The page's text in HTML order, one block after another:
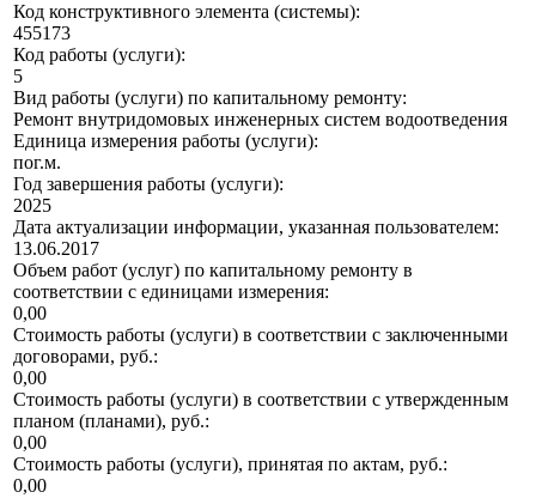
Код конструктивного элемента (системы):
455173
Код работы (услуги):
5
Вид работы (услуги) по капитальному ремонту:
Ремонт внутридомовых инженерных систем водоотведения
Единица измерения работы (услуги):
пог.м.
Год завершения работы (услуги):
2025
Дата актуализации информации, указанная пользователем:
13.06.2017
Объем работ (услуг) по капитальному ремонту в
соответствии с единицами измерения:
0,00
Стоимость работы (услуги) в соответствии с заключенными
договорами, руб.:
0,00
Стоимость работы (услуги) в соответствии с утвержденным
планом (планами), руб.:
0,00
Стоимость работы (услуги), принятая по актам, руб.:
0,00